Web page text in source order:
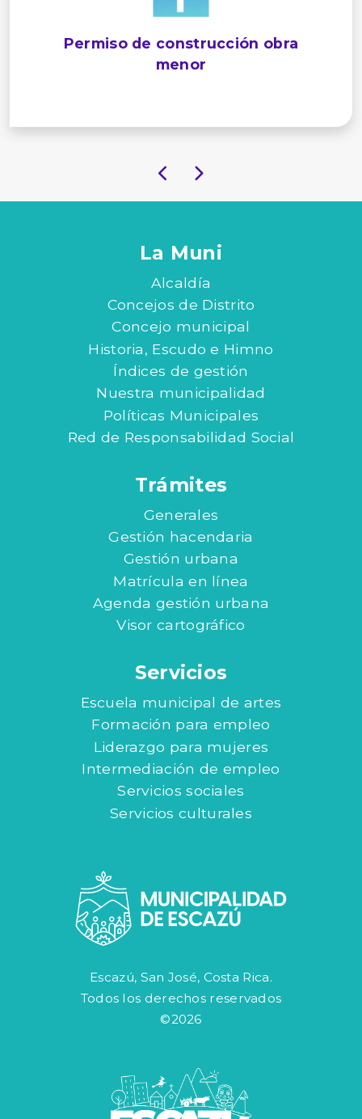
Permiso de construcción obra
menor
La Muni
Alcaldía
Concejos de Distrito
Concejo municipal
Historia, Escudo e Himno
Índices de gestión
Nuestra municipalidad
Políticas Municipales
Red de Responsabilidad Social
Trámites
Generales
Gestión hacendaria
Gestión urbana
Matrícula en línea
Agenda gestión urbana
Visor cartográfico
Servicios
Escuela municipal de artes
Formación para empleo
Liderazgo para mujeres
Intermediación de empleo
Servicios sociales
Servicios culturales
Escazú, San José, Costa Rica.
Todos los derechos reservados
©2026